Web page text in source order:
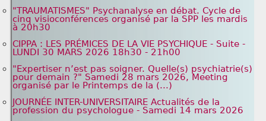
"TRAUMATISMES" Psychanalyse en débat. Cycle de
cinq visioconférences organisé par la SPP les mardis
à 20h30
CIPPA : LES PRÉMICES DE LA VIE PSYCHIQUE - Suite -
LUNDI 30 MARS 2026 18h30 - 21h00
"Expertiser n’est pas soigner. Quelle(s) psychiatrie(s)
pour demain ?" Samedi 28 mars 2026, Meeting
organisé par le Printemps de la (...)
JOURNÉE INTER-UNIVERSITAIRE Actualités de la
profession du psychologue - Samedi 14 mars 2026